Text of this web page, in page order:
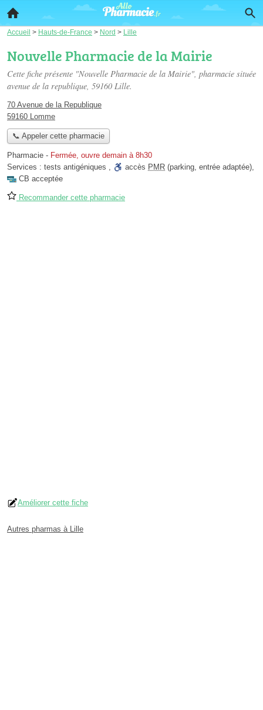
Accueil > Hauts-de-France > Nord > Lille
Nouvelle Pharmacie de la Mairie
Cette fiche présente "Nouvelle Pharmacie de la Mairie", pharmacie située
avenue de la republique, 59160 Lille.
70 Avenue de la Republique
59160 Lomme
📞 Appeler cette pharmacie
Pharmacie - Fermée, ouvre demain à 8h30
Services : tests antigéniques , accès PMR (parking, entrée adaptée),
CB acceptée
Recommander cette pharmacie
Améliorer cette fiche
Autres pharmas à Lille